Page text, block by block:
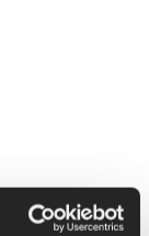
gama de
pantorrillas,